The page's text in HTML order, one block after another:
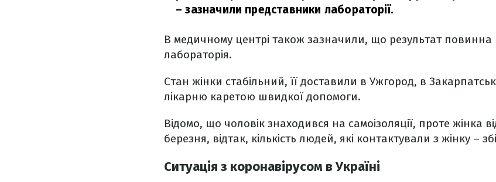
– зазначили представники лабораторії.
В медичному центрі також зазначили, що результат повинна
лабораторія.
Стан жінки стабільний, її доставили в Ужгород, в
лікарню каретою швидкої допомоги.
Відомо, що чоловік знаходився на самоізоляції, проте жінка
березня, відтак, кількість людей, які контактували з жінку –
Ситуація з коронавірусом в Україні